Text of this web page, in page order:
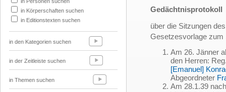
in Körperschaften suchen
in Editionstexten suchen
in den Kategorien suchen
in der Zeitleiste suchen
in Themen suchen
Gedächtnisprotokoll
über die Sitzungen
Gesetzesvorlage zum
Am 26. Jänner
den Herren:
[Emanuel]
Abgeordneter
Am 28.1.39